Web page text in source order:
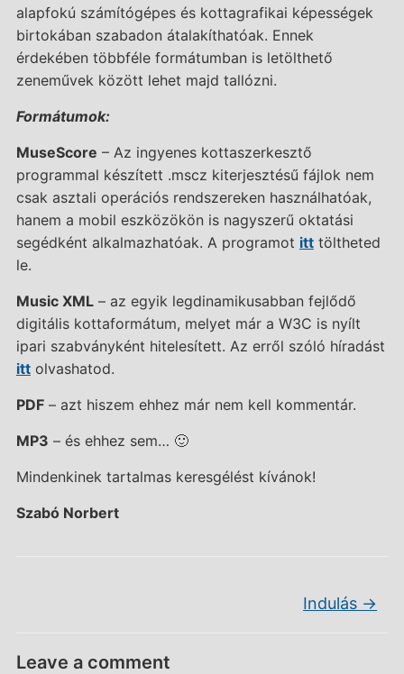
alapfokú számítógépes és kottagrafikai képességek
birtokában szabadon átalakíthatóak. Ennek
érdekében többféle formátumban is letölthető
zeneművek között lehet majd tallózni.
Formátumok:
MuseScore – Az ingyenes kottaszerkesztő
programmal készített .mscz kiterjesztésű fájlok nem
csak asztali operációs rendszereken használhatóak,
hanem a mobil eszközökön is nagyszerű oktatási
segédként alkalmazhatóak. A programot itttöltheted
le.
Music XML– az egyik legdinamikusabban fejlődő
digitális kottaformátum, melyet már a W3C is nyílt
ipari szabványként hitelesített. Az erről szóló híradást
ittolvashatod.
PDF– azt hiszem ehhez már nem kell kommentár.
MP3 – és ehhez sem… 🙂
Mindenkinek tartalmas keresgélést kívánok!
Szabó Norbert
Indulás →
Leave a comment